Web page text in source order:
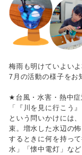
梅雨も明けていよい
7月の活動の様子をお
★台風・水害・熱中症
「『川を見に行こう
という問いかけには
束。増水した水辺の
するときに何を持っ
水」「懐中電灯」な